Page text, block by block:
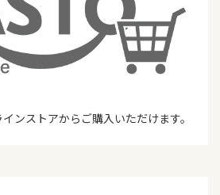
ンストアからご購入いただけます。